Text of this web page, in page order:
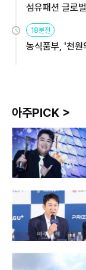
섬유패션 글로
원
18분전
농식품부, '천
아주PICK >